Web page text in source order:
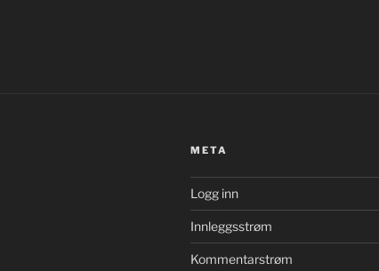
META
Logg inn
Innleggsstrøm
Kommentarstrøm